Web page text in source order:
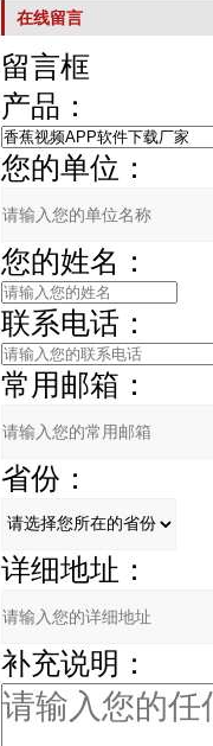
在线留言
留言框
产品：
您的单位：
您的姓名：
联系电话：
常用邮箱：
省份：
详细地址：
补充说明：